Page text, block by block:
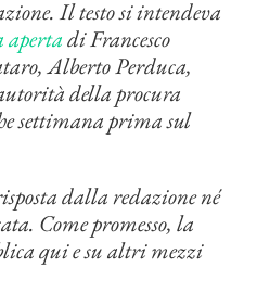
Il testo si intendeva
apertadi Francesco
Alberto Perduca,
della procura
settimana prima sul
dalla redazione né
Come promesso, la
qui e su altri mezzi